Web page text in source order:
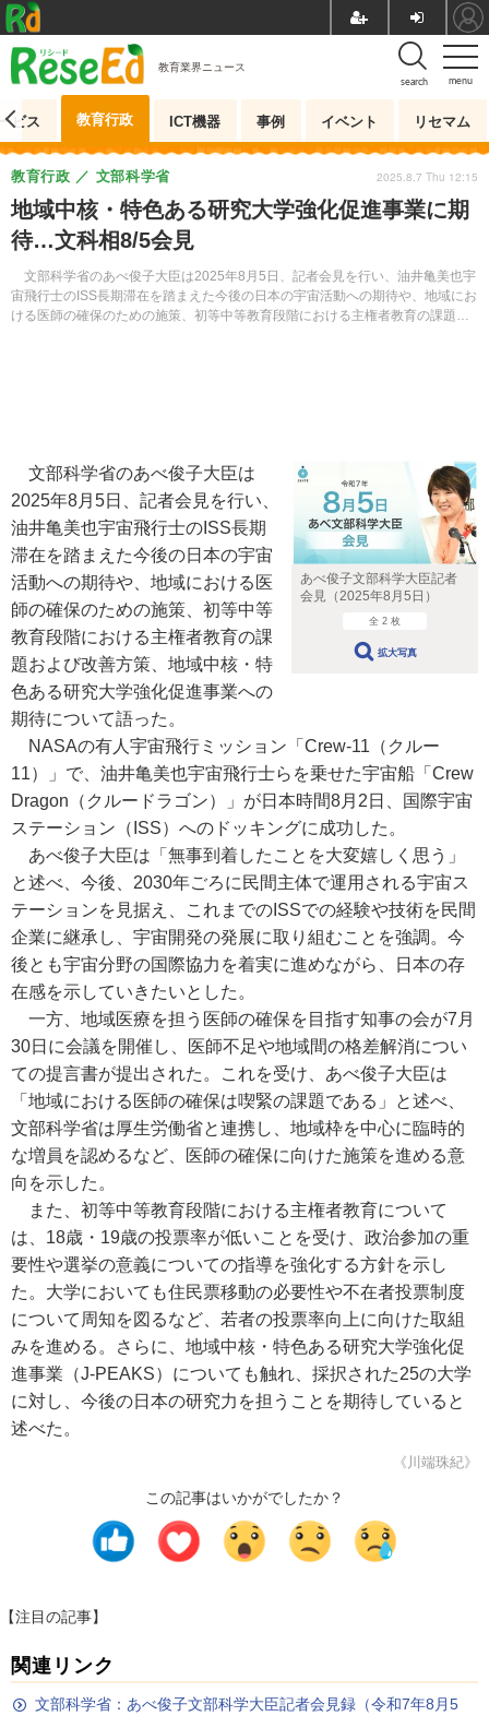
menu
search
教育業界ニュース
ビス 教育行政 ICT機器 事例 イベント リセマム
地域中核・特色ある研究大学強化促進事業に期
待…文科相8/5会見
文部科学省のあべ俊子大臣は2025年8月5日、記者会見を行い、油井亀美也宇
宙飛行士のISS長期滞在を踏まえた今後の日本の宇宙活動への期待や、地域にお
ける医師の確保のための施策、初等中等教育段階における主権者教育の課題お
教育行政 文部科学省 2025.8.7 Thu 12:15
あべ俊子文部科学大臣記者
会見（2025年8月5日）
全 2 枚
拡大写真
文部科学省のあべ俊子大臣は
2025年8月5日、記者会見を行い、
油井亀美也宇宙飛行士のISS長期
滞在を踏まえた今後の日本の宇宙
活動への期待や、地域における医
師の確保のための施策、初等中等
教育段階における主権者教育の課
題および改善方策、地域中核・特
色ある研究大学強化促進事業への
期待について語った。
NASAの有人宇宙飛行ミッション「Crew-11（クルー
11）」で、油井亀美也宇宙飛行士らを乗せた宇宙船「Crew
Dragon（クルードラゴン）」が日本時間8月2日、国際宇宙
ステーション（ISS）へのドッキングに成功した。
あべ俊子大臣は「無事到着したことを大変嬉しく思う」
と述べ、今後、2030年ごろに民間主体で運用される宇宙ス
テーションを見据え、これまでのISSでの経験や技術を民間
企業に継承し、宇宙開発の発展に取り組むことを強調。今
後とも宇宙分野の国際協力を着実に進めながら、日本の存
在感を示していきたいとした。
一方、地域医療を担う医師の確保を目指す知事の会が7月
30日に会議を開催し、医師不足や地域間の格差解消につい
ての提言書が提出された。これを受け、あべ俊子大臣は
「地域における医師の確保は喫緊の課題である」と述べ、
文部科学省は厚生労働省と連携し、地域枠を中心に臨時的
な増員を認めるなど、医師の確保に向けた施策を進める意
向を示した。
また、初等中等教育段階における主権者教育について
は、18歳・19歳の投票率が低いことを受け、政治参加の重
要性や選挙の意義についての指導を強化する方針を示し
た。大学においても住民票移動の必要性や不在者投票制度
について周知を図るなど、若者の投票率向上に向けた取組
みを進める。さらに、地域中核・特色ある研究大学強化促
進事業（J-PEAKS）についても触れ、採択された25の大学
に対し、今後の日本の研究力を担うことを期待していると
述べた。
《川端珠紀》
この記事はいかがでしたか？
【注目の記事】
関連リンク
文部科学省：あべ俊子文部科学大臣記者会見録（令和7年8月5